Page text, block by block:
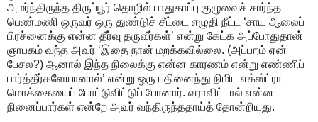
அமர்ந்திருந்த திருப்பூர் தொழில் பாதுகாப்பு குழுவைச் சார்ந்த
பெண்மணி ஒருவர் ஒரு துண்டுச் சீட்டை எழுதி நீட்ட ‘சாய ஆலைப்
பிரச்னைக்கு என்ன தீர்வு தருவீர்கள்’ என்று கேட்க அப்போதுதான்
ஞாபகம் வந்த அவர் ‘இதை நான் மறக்கவில்லை. (அப்பறம் ஏன்
பேசல?) ஆனால் இந்த நிலைக்கு என்ன காரணம் என்று எண்ணிப்
பார்த்தீர்களேயானால்’ என்று ஒரு பதினைந்து நிமிட எக்ஸ்ட்ரா
மொக்கையைப் போட்டுவிட்டுப் போனார். வராவிட்டால் என்ன
நினைப்பார்கள் என்றே அவர் வந்திருந்ததாய்த் தோன்றியது.